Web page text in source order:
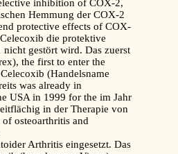
inhibition of COX-2,
Hemmung der COX-2
protective effects of COX-
die protektive
gestört wird. Das zuerst
the first to enter the
(Handelsname
was already in
USA in 1999 for the im Jahr
in der Therapie von
of osteoarthritis and
Arthritis eingesetzt. Das